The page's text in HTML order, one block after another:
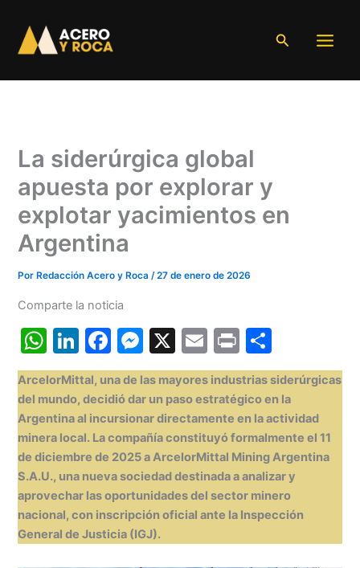
contenido
Buscar
La siderúrgica global
apuesta por explorar y
explotar yacimientos en
Argentina
Por Redacción Acero y Roca/27 de enero de 2026
Comparte la noticia
W
h
at
s
A
p
p
Li
n
k
e
dI
n
F
a
c
e
b
o
o
k
M
e
s
s
e
n
g
er
X
E
m
ai
l
Pr
in
t
o
m
p
ar
tir
ArcelorMittal, una de las mayores industrias siderúrgicas
del mundo, decidió dar un paso estratégico en la
Argentina al incursionar directamente en la actividad
minera local. La compañía constituyó formalmente el 11
de diciembre de 2025 a ArcelorMittal Mining Argentina
S.A.U., una nueva sociedad destinada a analizar y
aprovechar las oportunidades del sector minero
nacional, con inscripción oficial ante la Inspección
General de Justicia (IGJ).